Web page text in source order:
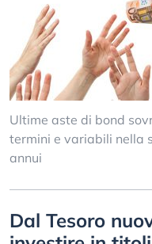
Ultime aste di bond
termini e variabili nella
annui
Dal Tesoro